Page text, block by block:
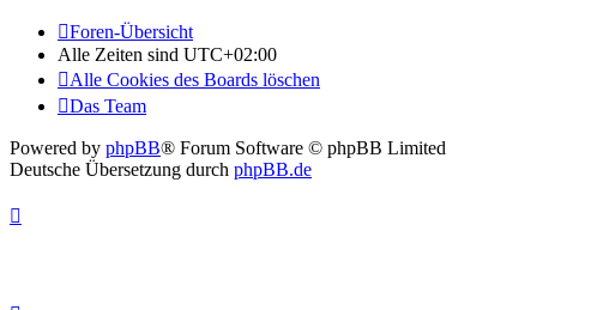
Foren-Übersicht
Alle Zeiten sind UTC+02:00
Alle Cookies des Boards löschen
Das Team
Powered by phpBB® Forum Software © phpBB Limited
Deutsche Übersetzung durch phpBB.de